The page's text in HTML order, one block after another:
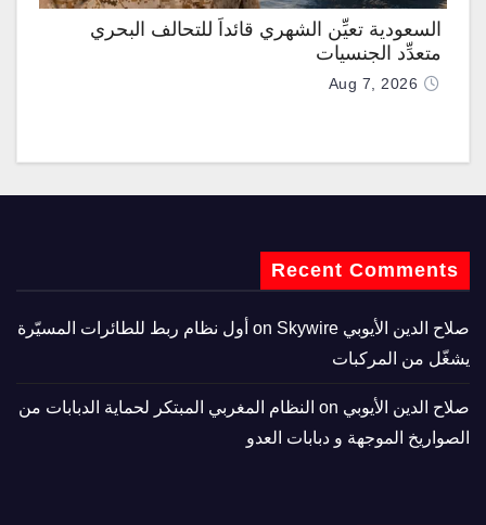
السعودية تعيِّن الشهري قائداً للتحالف البحري
متعدِّد الجنسيات
Aug 7, 2026
Recent Comments
صلاح الدين الأيوبي
Skywire أول نظام ربط للطائرات المسيّرة
يشغّل من المركبات
صلاح الدين الأيوبي
النظام المغربي المبتكر لحماية الدبابات من
الصواريخ الموجهة و دبابات العدو